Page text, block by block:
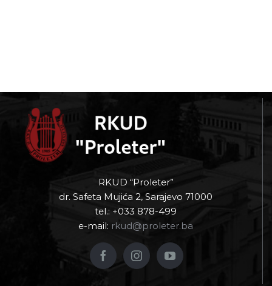
RKUD “Proleter”
dr. Safeta Mujića 2, Sarajevo 71000
tel.: +033 878-499
e-mail: rkud@proleter.ba